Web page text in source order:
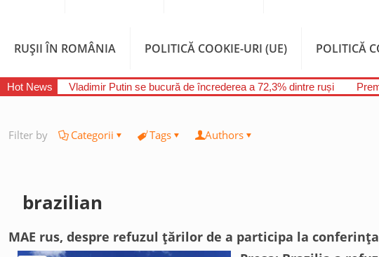
RUȘII ÎN ROMÂNIA POLITICĂ COOKIE-URI (UE) POLITICĂ
Hot News Vladimir Putin se bucură de încrederea a 72,3% dintre ruși
Filter by Categorii Tags Authors
brazilian
MAE rus, despre refuzul țărilor de a participa la